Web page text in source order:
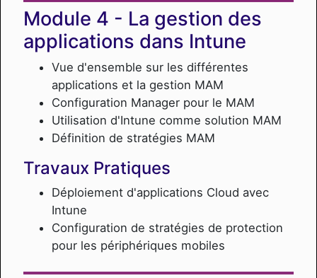
La gestion des
applications dans Intune
Vue d'ensemble sur les différentes
applications et la gestion MAM
Configuration Manager pour le MAM
Utilisation d'Intune comme solution MAM
Définition de stratégies MAM
Travaux Pratiques
Déploiement d'applications Cloud avec
Intune
Configuration de stratégies de protection
pour les périphériques mobiles